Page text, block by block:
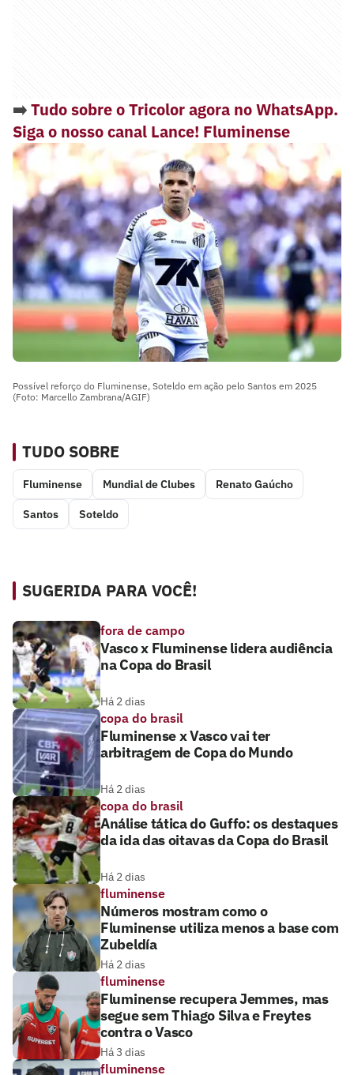
➡️Tudo sobre o Tricolor agora no WhatsApp.
Siga o nosso canal Lance! Fluminense
Possível reforço do Fluminense, Soteldo em ação pelo Santos em 2025
(Foto: Marcello Zambrana/AGIF)
TUDO SOBRE
Fluminense Mundial de Clubes Renato Gaúcho
Santos Soteldo
SUGERIDA PARA VOCÊ!
fora de campo
Vasco x Fluminense lidera audiência
na Copa do Brasil
Há 2 dias
copa do brasil
Fluminense x Vasco vai ter
arbitragem de Copa do Mundo
Há 2 dias
copa do brasil
Análise tática do Guffo: os destaques
da ida das oitavas da Copa do Brasil
Há 2 dias
fluminense
Números mostram como o
Fluminense utiliza menos a base com
Zubeldía
Há 2 dias
fluminense
Fluminense recupera Jemmes, mas
segue sem Thiago Silva e Freytes
contra o Vasco
Há 3 dias
fluminense